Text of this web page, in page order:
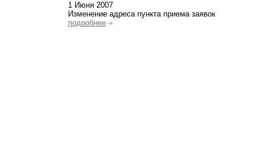
1 Июня 2007
Изменение адреса пункта приема заявок
подробнее